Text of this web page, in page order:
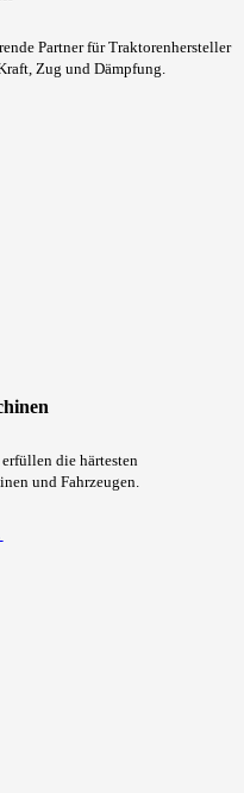
Partner für Traktorenhersteller
Zug und Dämpfung.
die härtesten
und Fahrzeugen.